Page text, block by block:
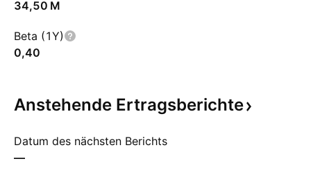
‪34,50 M‬
Beta (1Y)
0,40
Anstehende Ertragsberichte
Datum des nächsten Berichts
—